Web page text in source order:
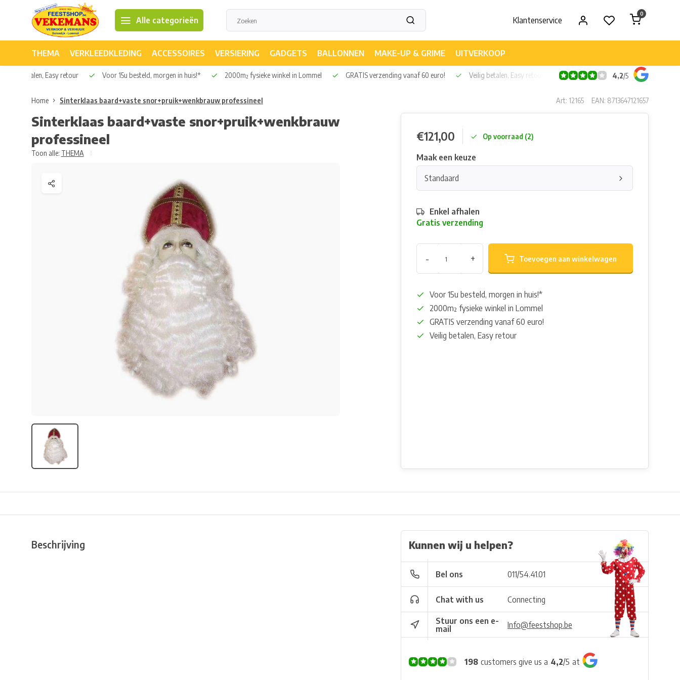
Alle categorieën Klantenservice
0
THEMA VERKLEEDKLEDING ACCESSOIRES VERSIERING GADGETS BALLONNEN MAKE-UP & GRIME UITVERKOOP
Veilig betalen, Easy retour Voor 15u besteld, morgen in huis!* 2000m² fysieke winkel in Lommel GRATIS verzending vanaf 60 euro! Veilig betalen, Easy retour 4,2/5
Home Sinterklaas baard+vaste snor+pruik+wenkbrauw professineel Art: 12165 EAN: 8713647121657
Sinterklaas baard+vaste snor+pruik+wenkbrauw
professineel
Toon alle: THEMA
€121,00 Op voorraad (2)
Maak een keuze
Standaard
Enkel afhalen
Gratis verzending
- + Toevoegen aan winkelwagen
Voor 15u besteld, morgen in huis!*
2000m² fysieke winkel in Lommel
GRATIS verzending vanaf 60 euro!
Veilig betalen, Easy retour
Beschrijving Kunnen wij u helpen?
Bel ons 011/54.41.01
Chat with us Connecting
Stuur ons een e-
mail
Info@feestshop.be
198 customers give us a 4,2/5 at